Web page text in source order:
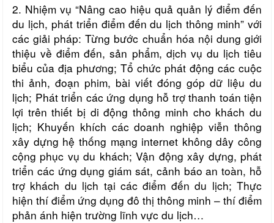
2. Nhiệm vụ “Nâng cao hiệu quả quản lý điểm đến
du lịch, phát triển điểm đến du lịch thông minh” với
các giải pháp: Từng bước chuẩn hóa nội dung giới
thiệu về điểm đến, sản phẩm, dịch vụ du lịch tiêu
biểu của địa phương; Tổ chức phát động các cuộc
thi ảnh, đoạn phim, bài viết đóng góp dữ liệu du
lịch; Phát triển các ứng dụng hỗ trợ thanh toán tiện
lợi trên thiết bị di động thông minh cho khách du
lịch; Khuyến khích các doanh nghiệp viễn thông
xây dựng hệ thống mạng internet không dây công
cộng phục vụ du khách; Vận động xây dựng, phát
triển các ứng dụng giám sát, cảnh báo an toàn, hỗ
trợ khách du lịch tại các điểm đến du lịch; Thực
hiện thí điểm ứng dụng đô thị thông minh – thí điểm
phản ánh hiện trường lĩnh vực du lịch…